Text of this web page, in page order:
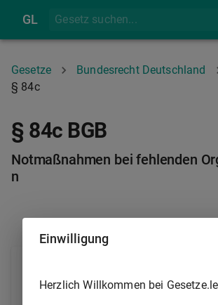
GL
Gesetze Bundesrecht Deutschland
§ 84c
§ 84c BGB
Notmaßnahmen bei fehlenden
n
Stiftung seine Aufgaben nicht
Einwilligung
Herzlich Willkommen bei